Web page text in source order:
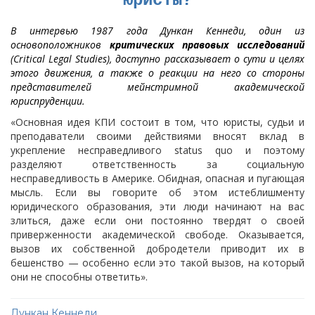
В интервью 1987 года Дункан Кеннеди, один из
основоположников критических правовых исследований
(Critical Legal Studies), доступно рассказывает о сути и целях
этого движения, а также о реакции на него со стороны
представителей мейнстримной академической
юриспруденции.
«Основная идея КПИ состоит в том, что юристы, судьи и
преподаватели своими действиями вносят вклад в
укрепление несправедливого status quo и поэтому
разделяют ответственность за социальную
несправедливость в Америке. Обидная, опасная и пугающая
мысль. Если вы говорите об этом истеблишменту
юридического образования, эти люди начинают на вас
злиться, даже если они постоянно твердят о своей
приверженности академической свободе. Оказывается,
вызов их собственной добродетели приводит их в
бешенство — особенно если это такой вызов, на который
они не способны ответить».